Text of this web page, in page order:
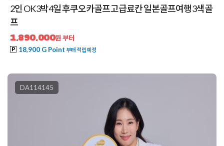
2인 OK 3박4일 후쿠오카골프 고급료칸 일본골프여행 3색골
프
1,890,000원 부터
18,900 G Point 부터 적립예정
DA114145